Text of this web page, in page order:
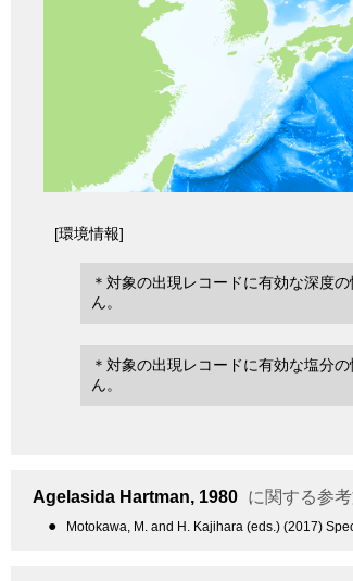
[環境情報]
＊対象の出現レコードに有効な深度
ん。
＊対象の出現レコードに有効な塩分
ん。
Agelasida Hartman, 1980 に関する参
● Motokawa, M. and H. Kajihara (eds.) (2017)